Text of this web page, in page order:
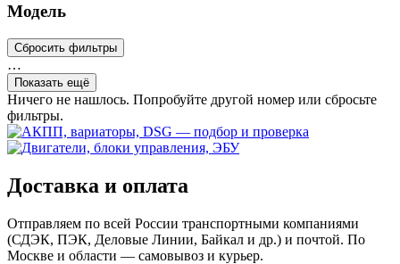
Модель
Сбросить фильтры
…
Показать ещё
Ничего не нашлось. Попробуйте другой номер или сбросьте
фильтры.
Доставка и оплата
Отправляем по всей России транспортными компаниями
(СДЭК, ПЭК, Деловые Линии, Байкал и др.) и почтой. По
Москве и области — самовывоз и курьер.